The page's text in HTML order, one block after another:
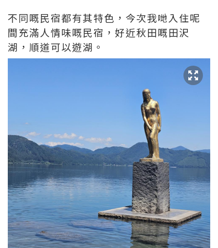
不同嘅民宿都有其特色，今次我哋入住呢
間充滿人情味嘅民宿，好近秋田嘅田沢
湖，順道可以遊湖。